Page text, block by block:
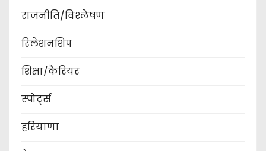
राजनीति/विश्लेषण
रिलेशनशिप
शिक्षा/कैरियर
स्पोर्ट्स
हरियाणा